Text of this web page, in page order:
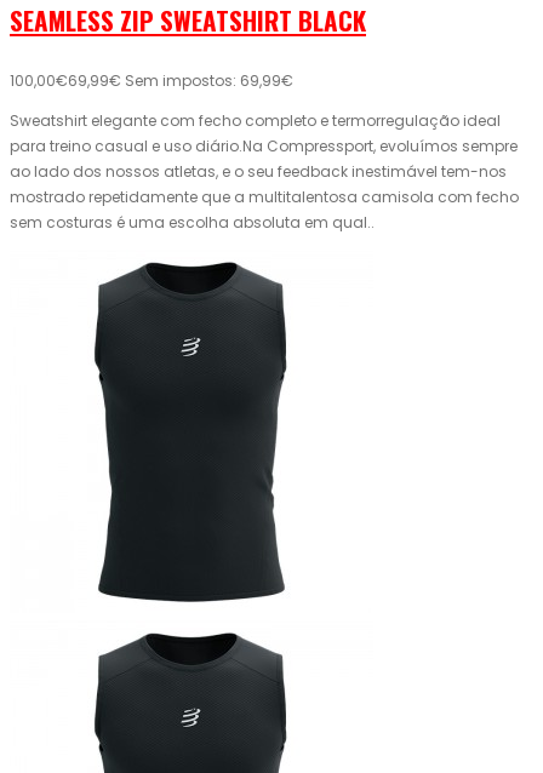
SEAMLESS ZIP SWEATSHIRT BLACK
100,00€69,99€ Sem impostos: 69,99€
Sweatshirt elegante com fecho completo e termorregulação ideal
para treino casual e uso diário.Na Compressport, evoluímos sempre
ao lado dos nossos atletas, e o seu feedback inestimável tem-nos
mostrado repetidamente que a multitalentosa camisola com fecho
sem costuras é uma escolha absoluta em qual..